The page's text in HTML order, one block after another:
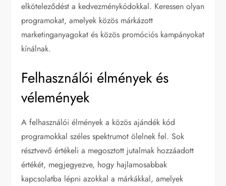
elköteleződést a kedvezménykódokkal. Keressen olyan
programokat, amelyek közös márkázott
marketinganyagokat és közös promóciós kampányokat
kínálnak.
Felhasználói élmények és
vélemények
A felhasználói élmények a közös ajándék kód
programokkal széles spektrumot ölelnek fel. Sok
résztvevő értékeli a megosztott jutalmak hozzáadott
értékét, megjegyezve, hogy hajlamosabbak
kapcsolatba lépni azokkal a márkákkal, amelyek